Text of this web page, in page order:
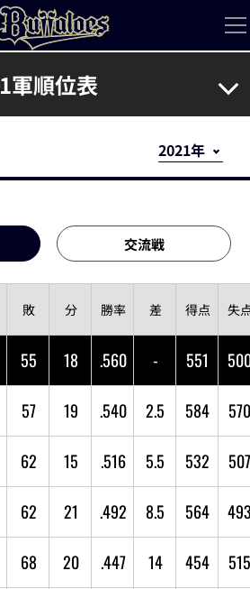
1軍順位表
交流戦
敗 分 勝率 差 得点 失
55 18 .560 - 551
57 19 .540 2.5 584 570
62 15 .516 5.5 532 507
62 21 .492 8.5 564
68 20 .447 14 454 515